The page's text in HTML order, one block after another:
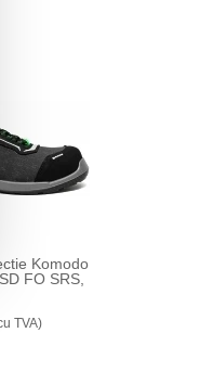
Komodo
FO SRS,
TVA)